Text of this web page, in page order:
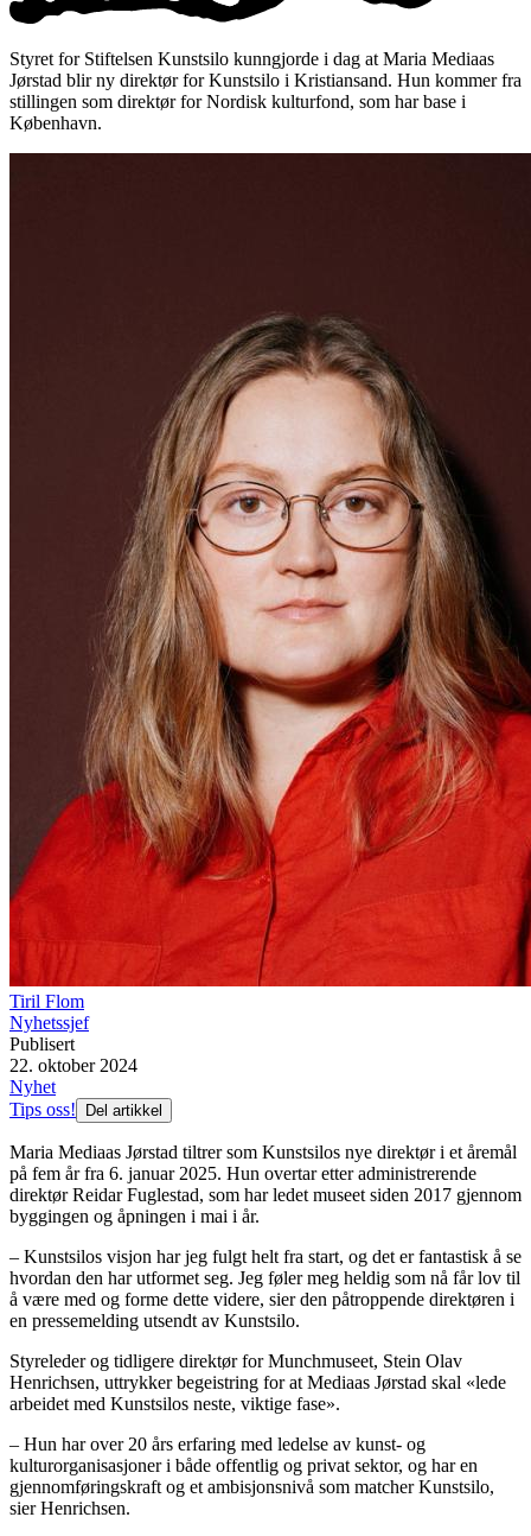
Styret for Stiftelsen Kunstsilo kunngjorde i dag at Maria Mediaas
Jørstad blir ny direktør for Kunstsilo i Kristiansand. Hun kommer fra
stillingen som direktør for Nordisk kulturfond, som har base i
København.
Tiril Flom
Nyhetssjef
Publisert
22. oktober 2024
Nyhet
Tips oss!
Del artikkel
Maria Mediaas Jørstad tiltrer som Kunstsilos nye direktør i et åremål
på fem år fra 6. januar 2025. Hun overtar etter administrerende
direktør Reidar Fuglestad, som har ledet museet siden 2017 gjennom
byggingen og åpningen i mai i år.
– Kunstsilos visjon har jeg fulgt helt fra start, og det er fantastisk å se
hvordan den har utformet seg. Jeg føler meg heldig som nå får lov til
å være med og forme dette videre, sier den påtroppende direktøren i
en pressemelding utsendt av Kunstsilo.
Styreleder og tidligere direktør for Munchmuseet, Stein Olav
Henrichsen, uttrykker begeistring for at Mediaas Jørstad skal «lede
arbeidet med Kunstsilos neste, viktige fase».
– Hun har over 20 års erfaring med ledelse av kunst- og
kulturorganisasjoner i både offentlig og privat sektor, og har en
gjennomføringskraft og et ambisjonsnivå som matcher Kunstsilo,
sier Henrichsen.